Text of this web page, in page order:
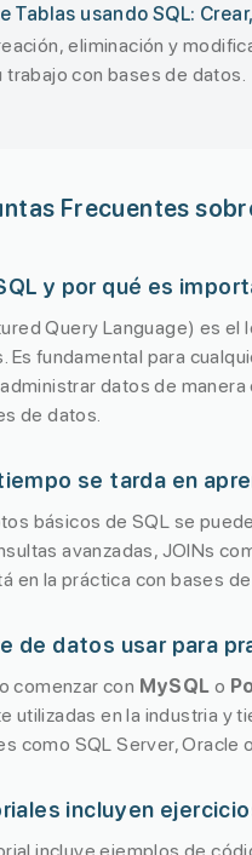
Tablas usando SQL:
eliminación y
trabajo con bases de datos.
Frecuentes
y por qué es
Query Language) es
Es fundamental para
datos de
de datos.
se tarda en
básicos de SQL se
avanzadas, JOINs
en la práctica con bases
de datos usar para
comenzar con MySQL o
utilizadas en la industria y
como SQL Server, Oracle
incluyen